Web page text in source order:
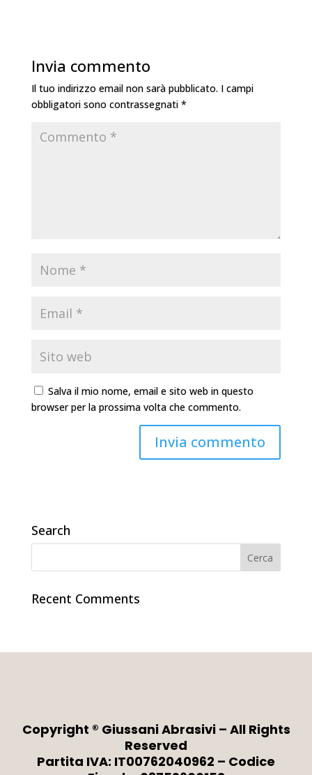
Invia commento
Il tuo indirizzo email non sarà pubblicato. I campi
obbligatori sono contrassegnati *
Salva il mio nome, email e sito web in questo
browser per la prossima volta che commento.
Search
Recent Comments
Copyright ® Giussani Abrasivi – All Rights
Reserved
Partita IVA: IT00762040962 – Codice